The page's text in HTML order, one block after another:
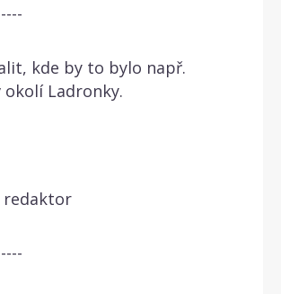
kde by to bylo např.
okolí Ladronky.
redaktor